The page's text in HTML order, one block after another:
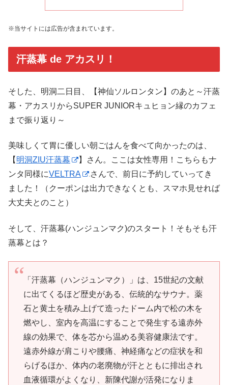
※当サイトには広告が含まれています。
汗蒸幕 de アカスリ！
そした、明洞二日目、【神仙ソルロンタン】のあと～汗蒸
幕・アカスリからSUPER JUNIORキュヒョン縁のカフェ
まで振り返り～
美味しくて胃に優しい朝ごはんを食べて向かったのは、
【 明洞ZIU汗蒸幕
】さん。ここは女性専用！こちらもナ
ンタ同様にVELTRA
さんで、前日に予約していってき
ました！（クーポンは出力できなくとも、スマホ見せれば
大丈夫とのこと）
そして、汗蒸幕(ハンジュンマク)のスタート！そもそも汗
蒸幕とは？
「汗蒸幕（ハンジュンマク）」は、15世紀の文献
に出てくるほど歴史がある、伝統的なサウナ。薬
石と黄土を積み上げて造ったドーム内で松の木を
燃やし、室内を高温にすることで発生する遠赤外
線の効果で、体を芯から温める美容健康法です。
遠赤外線が肩こりや腰痛、神経痛などの症状を和
らげるほか、体内の老廃物が汗とともに排出され
血液循環がよくなり、新陳代謝が活発になりま